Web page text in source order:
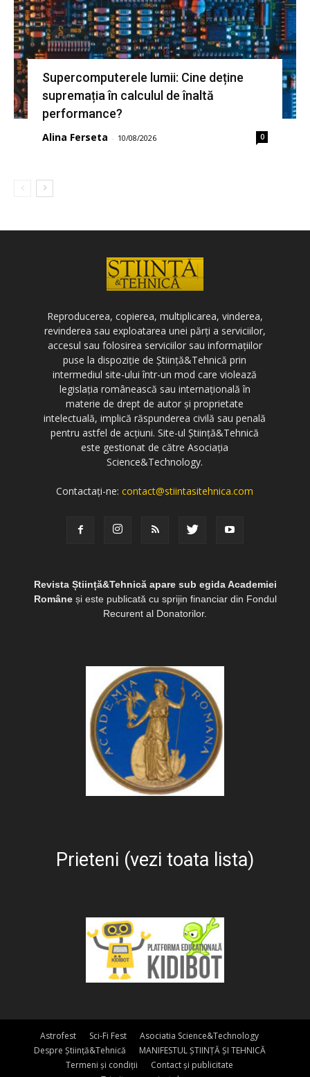
Supercomputerele lumii: Cine deține
supremația în calculul de înaltă
performance?
Alina Ferseta - 10/08/2026 0
Reproducerea, copierea, multiplicarea, vinderea,
revinderea sau exploatarea unei părți a serviciilor,
accesul sau folosirea serviciilor sau informațiilor
puse la dispoziție de Știință&Tehnică prin
intermediul site-ului într-un mod care violează
legislația românească sau internațională în
materie de drept de autor și proprietate
intelectuală, implică răspunderea civilă sau penală
pentru astfel de acțiuni. Site-ul Știință&Tehnică
este gestionat de către Asociația
Science&Technology.
Contactați-ne:contact@stiintasitehnica.com
Revista Știință&Tehnică apare sub egida Academiei
Româneși este publicată cu sprijin financiar din Fondul
Recurent al Donatorilor.
Prieteni (vezi toata lista)
Astrofest Sci-Fi Fest
Asociatia Science&Technology
Despre Știință&Tehnică
MANIFESTUL ȘTIINȚĂ ȘI TEHNICĂ
Termeni și condiții
Contact și publicitate